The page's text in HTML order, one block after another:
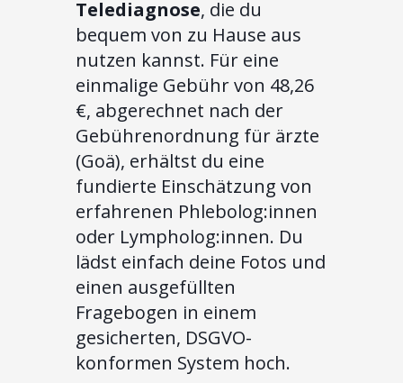
Telediagnose, die du
bequem von zu Hause aus
nutzen kannst. Für eine
einmalige Gebühr von 48,26
€, abgerechnet nach der
Gebührenordnung für ärzte
(Goä), erhältst du eine
fundierte Einschätzung von
erfahrenen Phlebolog:innen
oder Lympholog:innen. Du
lädst einfach deine Fotos und
einen ausgefüllten
Fragebogen in einem
gesicherten, DSGVO-
konformen System hoch.